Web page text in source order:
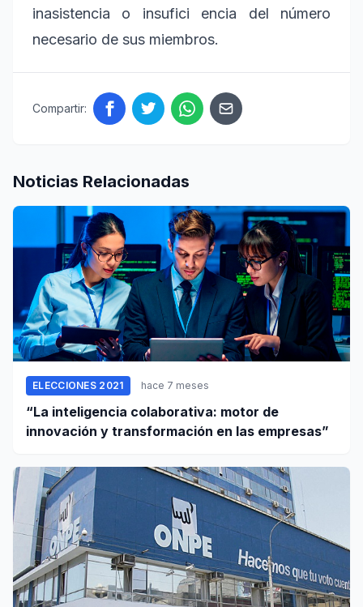
inasistencia o insufici
encia del número
necesario de sus miembros.
Compartir:
Noticias Relacionadas
ELECCIONES 2021 hace 7 meses
“La inteligencia colaborativa: motor de
innovación y transformación en las empresas”